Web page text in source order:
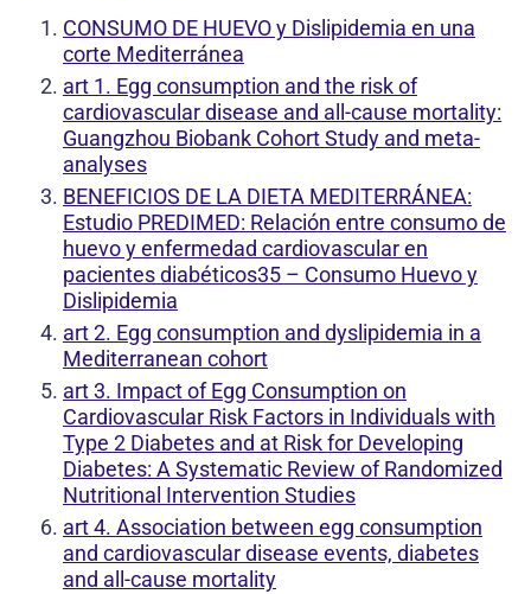
CONSUMO DE HUEVO y Dislipidemia en una
corte Mediterránea
art 1. Egg consumption and the risk of
cardiovascular disease and all-cause mortality:
Guangzhou Biobank Cohort Study and meta-
analyses
BENEFICIOS DE LA DIETA MEDITERRÁNEA:
Estudio PREDIMED: Relación entre consumo de
huevo y enfermedad cardiovascular en
pacientes diabéticos35 – Consumo Huevo y
Dislipidemia
art 2. Egg consumption and dyslipidemia in a
Mediterranean cohort
art 3. Impact of Egg Consumption on
Cardiovascular Risk Factors in Individuals with
Type 2 Diabetes and at Risk for Developing
Diabetes: A Systematic Review of Randomized
Nutritional Intervention Studies
art 4. Association between egg consumption
and cardiovascular disease events, diabetes
and all-cause mortality